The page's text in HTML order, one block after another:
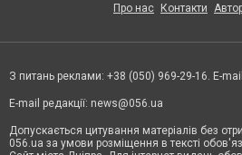
Про нас Контакти
З питань реклами: +38 (050) 969-29-16. E-
E-mail редакції: news@056.ua
Допускається цитування матеріалів без
056.ua за умови розміщення в тексті